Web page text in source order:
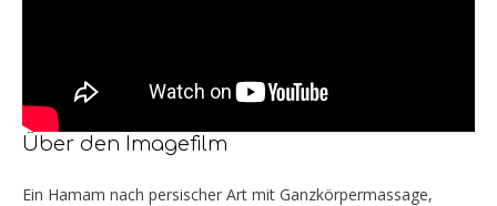
Über den Imagefilm
Ein Hamam nach persischer Art mit Ganzkörpermassage,